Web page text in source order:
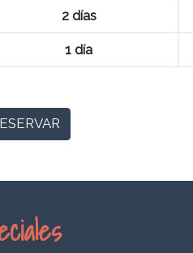
2 días
1 día